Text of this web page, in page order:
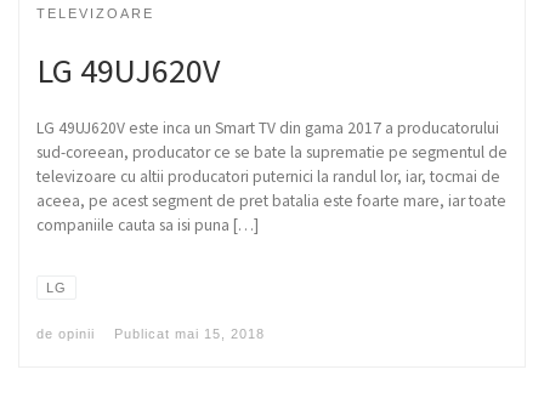
TELEVIZOARE
LG 49UJ620V
LG 49UJ620V este inca un Smart TV din gama 2017 a producatorului
sud-coreean, producator ce se bate la suprematie pe segmentul de
televizoare cu altii producatori puternici la randul lor, iar, tocmai de
aceea, pe acest segment de pret batalia este foarte mare, iar toate
companiile cauta sa isi puna […]
LG
de opinii Publicat mai 15, 2018